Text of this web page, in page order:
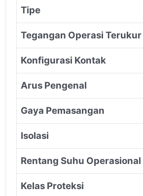
Tipe
Tegangan Operasi Terukur
Konfigurasi Kontak
Arus Pengenal
Gaya Pemasangan
Isolasi
Rentang Suhu Operasional
Kelas Proteksi